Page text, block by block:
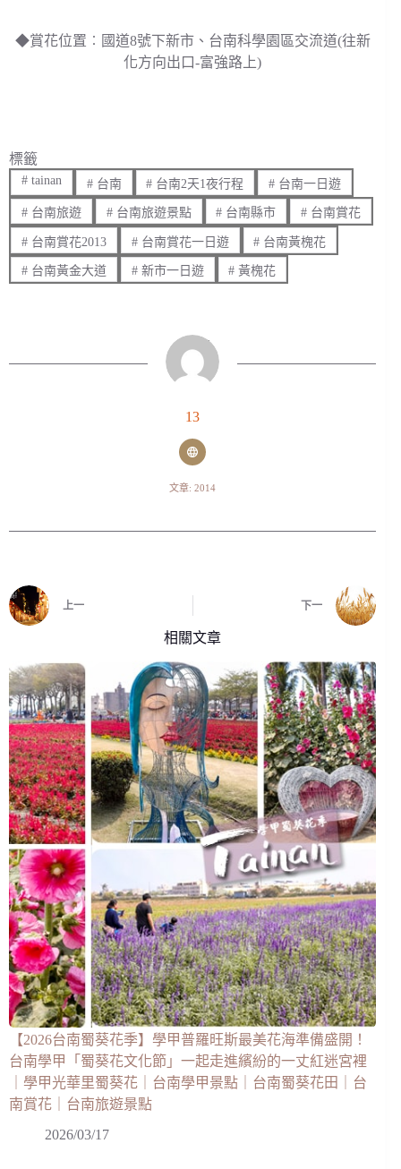
◆賞花位置︰國道8號下新市、台南科學園區交流道(往新
化方向出口-富強路上)
標籤
#tainan #台南 # 台南2天1夜行程 # 台南一日遊
#台南旅遊 #台南旅遊景點 # 台南縣市 # 台南賞花
#台南賞花2013 #台南賞花一日遊 # 台南黃槐花
#台南黃金大道 #新市一日遊 # 黃槐花
13
文章: 2014
上一 下一
相關文章
【2026台南蜀葵花季】學甲普羅旺斯最美花海準備盛開！
台南學甲「蜀葵花文化節」一起走進繽紛的一丈紅迷宮裡
｜學甲光華里蜀葵花｜台南學甲景點｜台南蜀葵花田｜台
南賞花｜台南旅遊景點
2026/03/17